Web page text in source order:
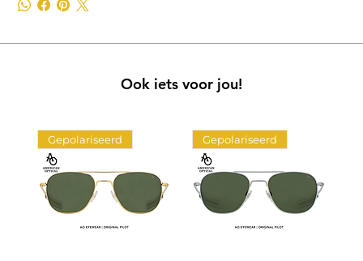
Ook iets voor jou!
Gepolariseerd Gepolariseerd